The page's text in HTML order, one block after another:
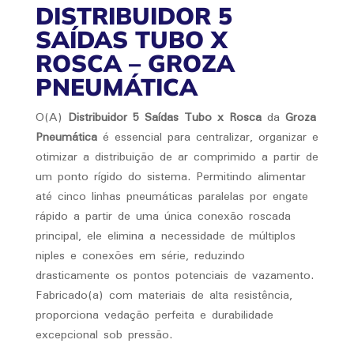
DISTRIBUIDOR 5
SAÍDAS TUBO X
ROSCA – GROZA
PNEUMÁTICA
O(A) Distribuidor 5 Saídas Tubo x Roscada Groza
Pneumáticaé essencial para centralizar, organizar e
otimizar a distribuição de ar comprimido a partir de
um ponto rígido do sistema. Permitindo alimentar
até cinco linhas pneumáticas paralelas por engate
rápido a partir de uma única conexão roscada
principal, ele elimina a necessidade de múltiplos
niples e conexões em série, reduzindo
drasticamente os pontos potenciais de vazamento.
Fabricado(a) com materiais de alta resistência,
proporciona vedação perfeita e durabilidade
excepcional sob pressão.